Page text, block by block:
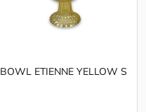
BOWL ETIENNE YELLOW S